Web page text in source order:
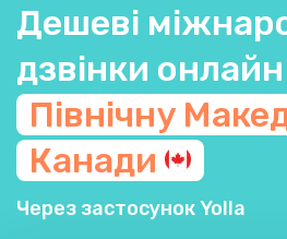
Дешеві
дзвінки
Північну
Канади
Через застосунок Yolla